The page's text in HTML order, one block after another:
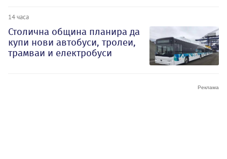
14 часа
Столична община планира да
купи нови автобуси, тролеи,
трамваи и електробуси